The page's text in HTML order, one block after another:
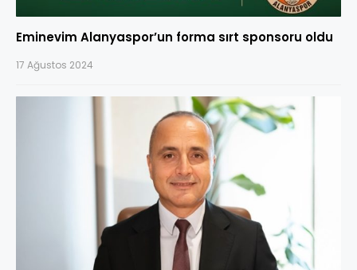
Eminevim Alanyaspor’un forma sırt sponsoru oldu
17 Ağustos 2024